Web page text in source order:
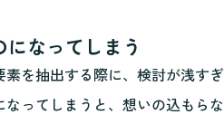
なってしまう
を抽出する際に、検討が浅すぎ
ってしまうと、想いの込もらな